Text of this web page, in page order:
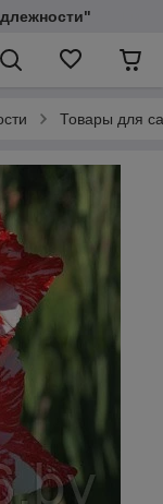
Товары для